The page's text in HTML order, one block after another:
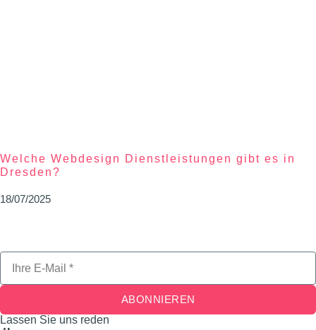
Welche Webdesign Dienstleistungen gibt es in
Dresden?
18/07/2025
ABONNIEREN
Lassen Sie uns reden